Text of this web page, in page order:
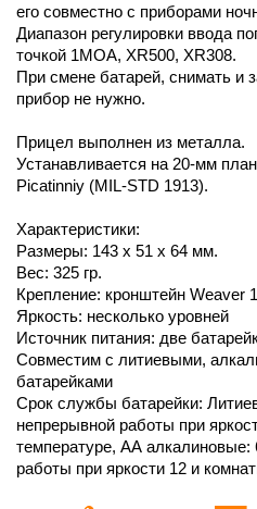
его совместно с приборами
Диапазон регулировки ввода
точкой 1МОА, XR500, XR308.
При смене батарей, снимать и
прибор не нужно.
Прицел выполнен из металла.
Устанавливается на 20-мм
Picatinniy (MIL-STD 1913).
Характеристики:
Размеры: 143 x 51 x 64 мм.
Вес: 325 гр.
Крепление: кронштейн Weaver
Яркость: несколько уровней
Источник питания: две
Совместим с литиевыми,
батарейками
Срок службы батарейки:
непрерывной работы при
температуре, АА алкалиновые:
работы при яркости 12 и